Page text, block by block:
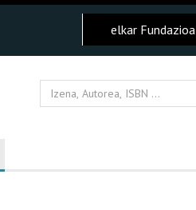
elkar Fundazioa